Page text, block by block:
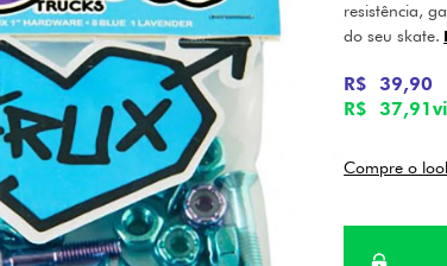
resistência,
do seu skate.
R$ 37,91
R$ 39,90
Compre o